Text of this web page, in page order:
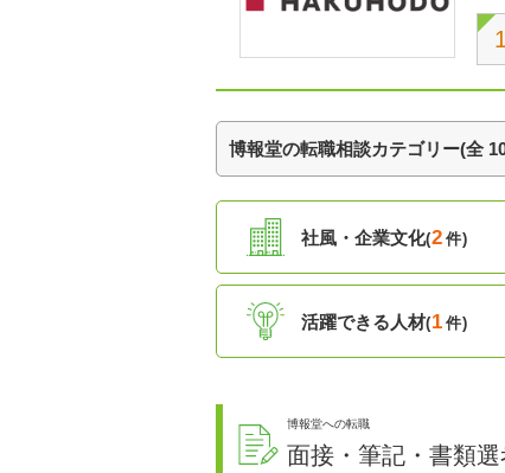
博報堂の転職相談カテゴリー(全
社風・企業文化(2 件)
活躍できる人材(1 件)
博報堂への転職
面接・筆記・書類選